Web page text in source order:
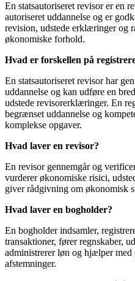
En statsautoriseret revisor er en
autoriseret uddannelse og er
revision, udstede erklæringer og
økonomiske forhold.
Hvad er forskellen på
En statsautoriseret revisor har
uddannelse og kan udføre en
udstede revisorerklæringer. En
begrænset uddannelse og
komplekse opgaver.
Hvad laver en revisor?
En revisor gennemgår og
vurderer økonomiske risici,
giver rådgivning om økonomisk
Hvad laver en bogholder?
En bogholder indsamler,
transaktioner, fører regnskaber,
administrerer løn og hjælper
afstemninger.